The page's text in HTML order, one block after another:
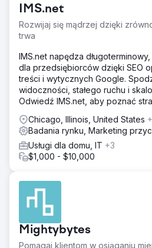
IMS.net
Rozwijaj się mądrzej dzięki
trwa
IMS.net napędza
dla przedsiębiorców dzięki SEO
treści i wytycznych Google.
widoczności, stałego ruchu i
Odwiedź IMS.net, aby poznać
Chicago, Illinois, United States
Badania rynku, Marketing
Usługi dla domu, IT +3
$1,000 - $10,000
Mightybytes
Pomagaj klientom w osiąganiu